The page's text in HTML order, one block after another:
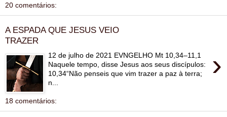
20 comentários:
A ESPADA QUE JESUS VEIO
TRAZER
›
12 de julho de 2021 EVNGELHO Mt 10,34–11,1
Naquele tempo, disse Jesus aos seus discípulos:
10,34“Não penseis que vim trazer a paz à terra;
n...
18 comentários: